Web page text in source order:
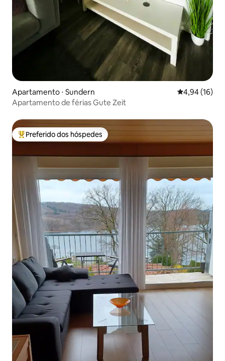
Apartamento ⋅ Sundern 4,94 de uma
4,94 (16)
Apartamento de férias Gute Zeit
Entre os melhores preferidos dos hóspedes
Preferido dos hóspedes